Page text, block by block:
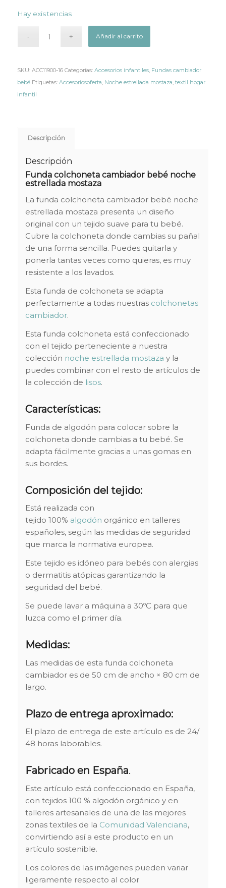
Hay existencias
Añadir al carrito
SKU: ACC11900-16 Categorías: Accesorios infantiles, Fundas cambiador
bebé Etiquetas: Accesoriosoferta Noche estrellada mostaza textil hogar
infantil
Descripción
Descripción
Funda colchoneta cambiador bebé noche
estrellada mostaza
La funda colchoneta cambiador bebé noche
estrellada mostaza presenta un diseño
original con un tejido suave para tu bebé.
Cubre la colchoneta donde cambias su pañal
de una forma sencilla. Puedes quitarla y
ponerla tantas veces como quieras, es muy
resistente a los lavados.
Esta funda de colchoneta se adapta
perfectamente a todas nuestras colchonetas
cambiador.
Esta funda colchoneta está confeccionado
con el tejido perteneciente a nuestra
colección noche estrellada mostaza y la
puedes combinar con el resto de artículos de
la colección de lisos.
Características:
Funda de algodón para colocar sobre la
colchoneta donde cambias a tu bebé. Se
adapta fácilmente gracias a unas gomas en
sus bordes.
Composición del tejido:
Está realizada con
tejido 100% algodón orgánico en talleres
españoles, según las medidas de seguridad
que marca la normativa europea.
Este tejido es idóneo para bebés con alergias
o dermatitis atópicas garantizando la
seguridad del bebé.
Se puede lavar a máquina a 30ºC para que
luzca como el primer día.
Medidas:
Las medidas de esta funda colchoneta
cambiador es de 50 cm de ancho × 80 cm de
largo.
Plazo de entrega aproximado:
El plazo de entrega de este artículo es de 24/
48 horas laborables.
Fabricado en España.
Este artículo está confeccionado en España,
con tejidos 100 % algodón orgánico y en
talleres artesanales de una de las mejores
zonas textiles de la Comunidad Valenciana,
convirtiendo así a este producto en un
artículo sostenible.
Los colores de las imágenes pueden variar
ligeramente respecto al color